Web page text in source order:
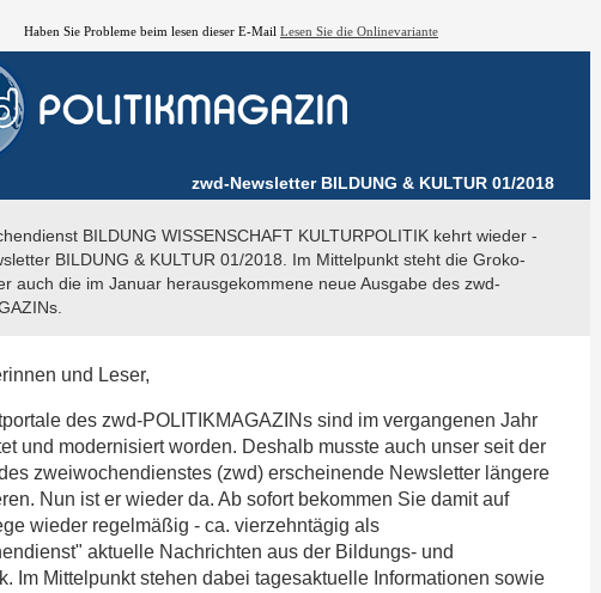
Haben Sie Probleme beim lesen dieser E-Mail Lesen Sie die Onlinevariante
zwd-Newsletter BILDUNG & KULTUR 01/2018
BILDUNG WISSENSCHAFT KULTURPOLITIK kehrt wieder -
BILDUNG & KULTUR 01/2018. Im Mittelpunkt steht die Groko-
auch die im Januar herausgekommene neue Ausgabe des zwd-
und Leser,
des zwd-POLITIKMAGAZINs sind im vergangenen Jahr
und modernisiert worden. Deshalb musste auch unser seit der
zweiwochendienstes (zwd) erscheinende Newsletter längere
Nun ist er wieder da. Ab sofort bekommen Sie damit auf
wieder regelmäßig - ca. vierzehntägig als
aktuelle Nachrichten aus der Bildungs- und
Im Mittelpunkt stehen dabei tagesaktuelle Informationen sowie